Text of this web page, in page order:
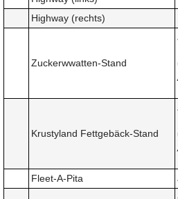
Highway (rechts)
Zuckerwwatten-Stand
Krustyland Fettgebäck-Stand
Fleet-A-Pita